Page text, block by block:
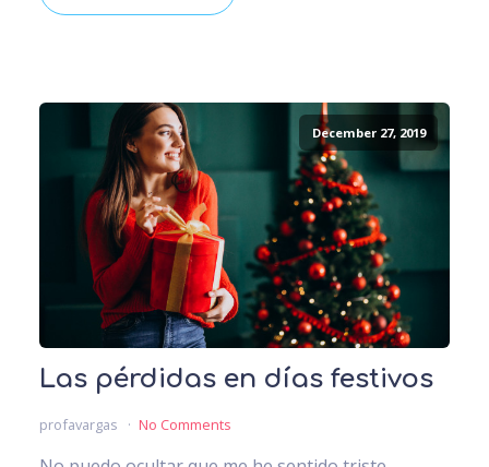
December 27, 2019
Las pérdidas en días festivos
profavargas No Comments